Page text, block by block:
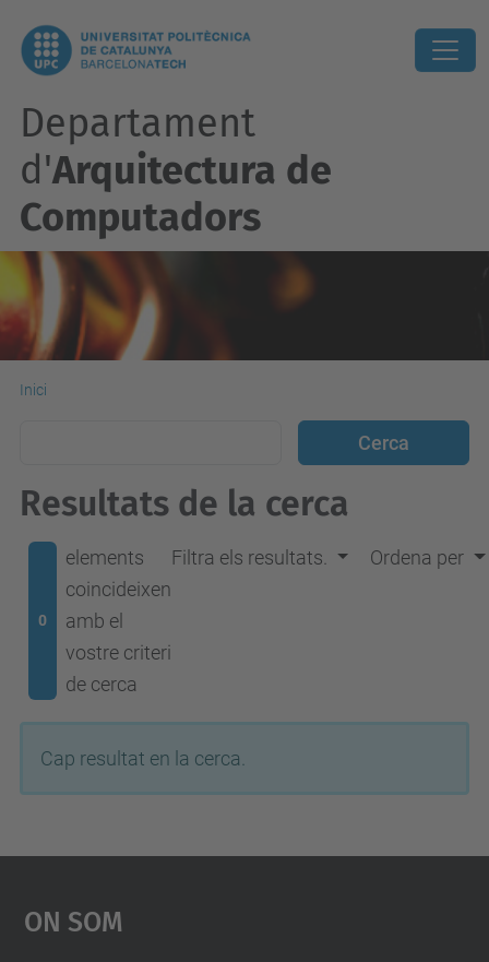
Departament
d'Arquitectura de
Computadors
Inici
Resultats de la cerca
0
elements
coincideixen
amb el
vostre criteri
de cerca
Filtra els resultats. Ordena per
Cap resultat en la cerca.
On Som